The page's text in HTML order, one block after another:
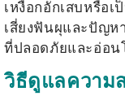
เหงือกอักเสบหรือ
เสี่ยงฟันผุและปัญห
ที่ปลอดภัยและอ่อน
วิธีดูแลความ